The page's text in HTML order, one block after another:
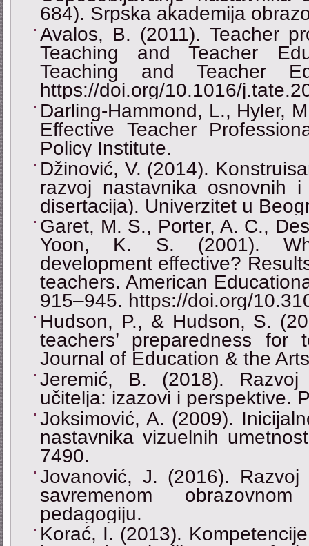
684). Srpska akademija
Avalos, B. (2011). Teacher
Teaching and Teacher
Teaching and Teacher
https://doi.org/10.1016/
Darling-Hammond, L., Hyler,
Effective Teacher
Policy Institute.
Džinović, V. (2014).
razvoj nastavnika osnovnih
disertacija). Univerzitet u
Garet, M. S., Porter, A. C.,
Yoon, K. S. (2001).
development effective?
teachers. American
915–945. https://doi.org/
Hudson, P., & Hudson, S.
teachers’ preparedness for
Journal of Education & the
Jeremić, B. (2018).
učitelja: izazovi i perspektive.
Joksimović, A. (2009).
nastavnika vizuelnih
7490.
Jovanović, J. (2016).
savremenom
pedagogiju.
Korać, I. (2013).